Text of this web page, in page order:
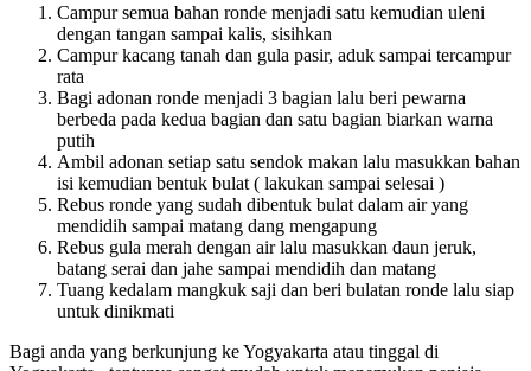
Campur semua bahan ronde menjadi satu kemudian uleni
dengan tangan sampai kalis, sisihkan
Campur kacang tanah dan gula pasir, aduk sampai tercampur
rata
Bagi adonan ronde menjadi 3 bagian lalu beri pewarna
berbeda pada kedua bagian dan satu bagian biarkan warna
putih
Ambil adonan setiap satu sendok makan lalu masukkan bahan
isi kemudian bentuk bulat ( lakukan sampai selesai )
Rebus ronde yang sudah dibentuk bulat dalam air yang
mendidih sampai matang dang mengapung
Rebus gula merah dengan air lalu masukkan daun jeruk,
batang serai dan jahe sampai mendidih dan matang
Tuang kedalam mangkuk saji dan beri bulatan ronde lalu siap
untuk dinikmati
Bagi anda yang berkunjung ke Yogyakarta atau tinggal di